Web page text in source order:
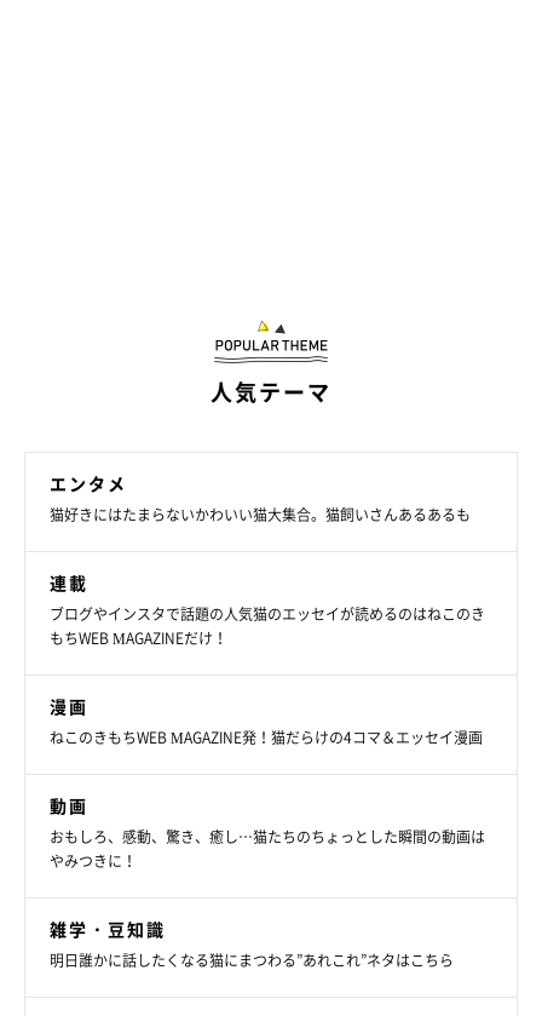
人気テーマ
エンタメ
猫好きにはたまらないかわいい猫大集合。猫飼いさんあるあるも
連載
ブログやインスタで話題の人気猫のエッセイが読めるのはねこのき
もちWEB MAGAZINEだけ！
漫画
ねこのきもちWEB MAGAZINE発！猫だらけの4コマ＆エッセイ漫画
動画
おもしろ、感動、驚き、癒し…猫たちのちょっとした瞬間の動画は
やみつきに！
雑学・豆知識
明日誰かに話したくなる猫にまつわる”あれこれ”ネタはこちら